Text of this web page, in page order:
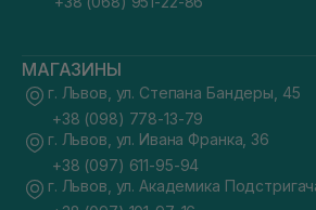
МАГАЗИНЫ
г. Львов, ул. Степана Бандеры, 45
+38 (098) 778-13-79
г. Львов, ул. Ивана Франка, 36
+38 (097) 611-95-94
г. Львов, ул. Академика